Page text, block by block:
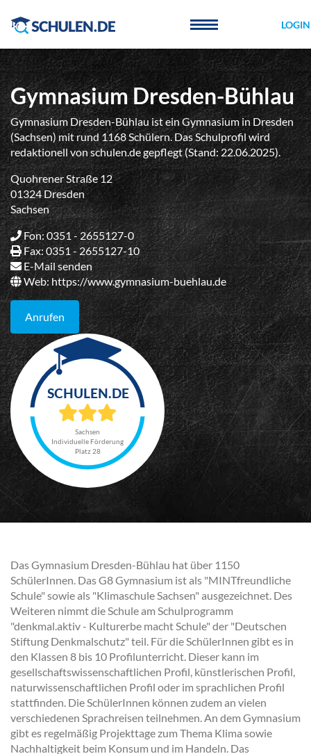
LOGIN
Gymnasium Dresden-Bühlau
Gymnasium Dresden-Bühlau ist ein Gymnasium in Dresden
(Sachsen) mit rund 1168 Schülern. Das Schulprofil wird
redaktionell von schulen.de gepflegt (Stand: 22.06.2025).
Quohrener Straße 12
01324 Dresden
Sachsen
Fon: 0351 - 2655127-0
Fax: 0351 - 2655127-10
E-Mail senden
Web: https://www.gymnasium-buehlau.de
Anrufen
Sachsen
Individuelle Förderung
Platz 28
Das Gymnasium Dresden-Bühlau hat über 1150
SchülerInnen. Das G8 Gymnasium ist als "MINTfreundliche
Schule" sowie als "Klimaschule Sachsen" ausgezeichnet. Des
Weiteren nimmt die Schule am Schulprogramm
"denkmal.aktiv - Kulturerbe macht Schule" der "Deutschen
Stiftung Denkmalschutz" teil. Für die SchülerInnen gibt es in
den Klassen 8 bis 10 Profilunterricht. Dieser kann im
gesellschaftswissenschaftlichen Profil, künstlerischen Profil,
naturwissenschaftlichen Profil oder im sprachlichen Profil
stattfinden. Die SchülerInnen können zudem an vielen
verschiedenen Sprachreisen teilnehmen. An dem Gymnasium
gibt es regelmäßig Projekttage zum Thema Klima sowie
Nachhaltigkeit beim Konsum und im Handeln. Das